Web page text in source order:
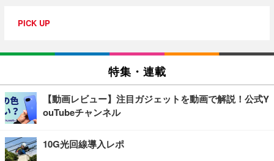
PICK UP
特集・連載
【動画レビュー】注目ガジェットを動画で解説！公式Y
ouTubeチャンネル
10G光回線導入レポ